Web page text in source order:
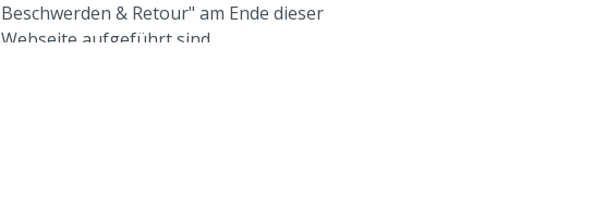
Beschwerden & Retour" am Ende dieser
Webseite aufgeführt sind.